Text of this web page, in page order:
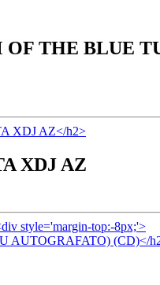
OF THE BLUE
XDJ AZ